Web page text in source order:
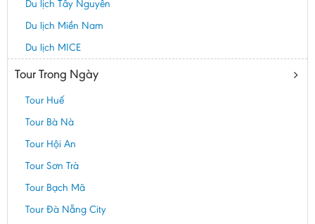
Du lịch Tây Nguyên
Du lịch Miền Nam
Du lịch MICE
Tour Trong Ngày
Tour Huế
Tour Bà Nà
Tour Hội An
Tour Sơn Trà
Tour Bạch Mã
Tour Đà Nẵng City